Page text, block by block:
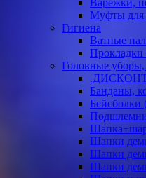
Варежки,
Муфты для
Гигиена
Ватные
Прокладки
Головные
Банданы,
Бейсболки
Шапки
Шапки
Шапки